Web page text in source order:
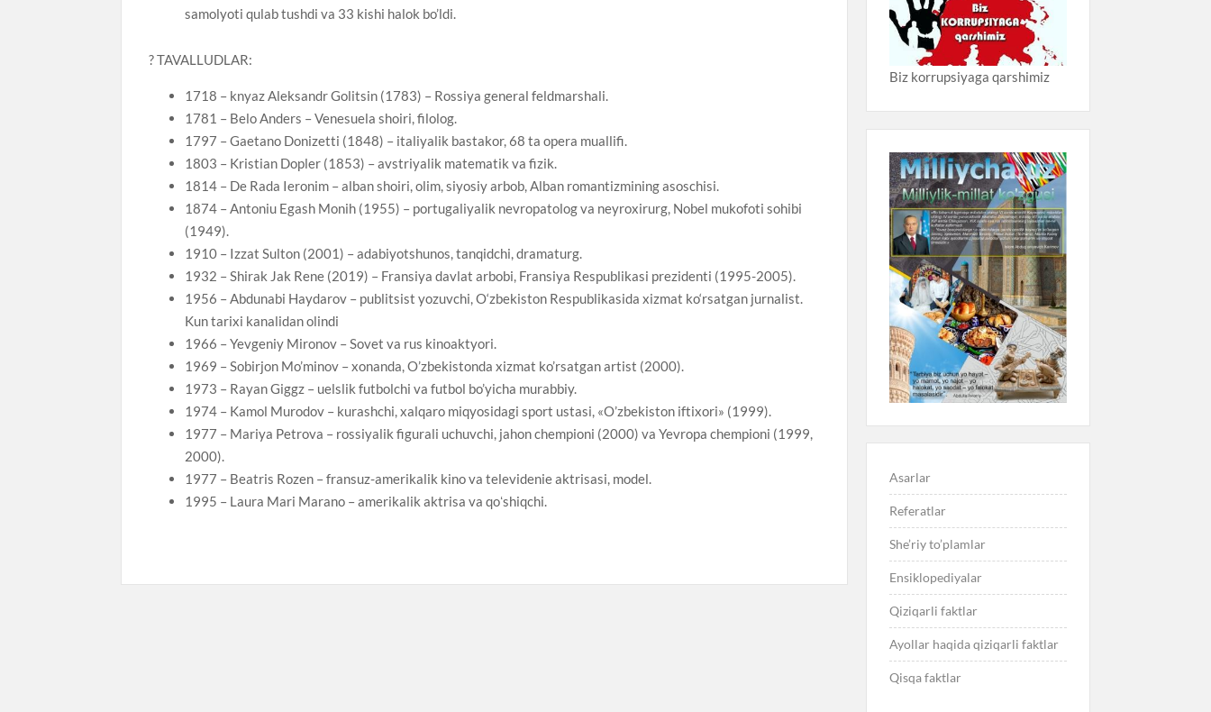
samolyoti qulab tushdi va 33 kishi halok bo’ldi.
? TAVALLUDLAR:
1718 – knyaz Aleksandr Golitsin (1783) – Rossiya general feldmarshali.
1781 – Belo Anders – Venesuela shoiri, filolog.
1797 – Gaetano Donizetti (1848) – italiyalik bastakor, 68 ta opera muallifi.
1803 – Kristian Dopler (1853) – avstriyalik matematik va fizik.
1814 – De Rada Ieronim – alban shoiri, olim, siyosiy arbob, Alban romantizmining asoschisi.
1874 – Antoniu Egash Monih (1955) – portugaliyalik nevropatolog va neyroxirurg, Nobel mukofoti sohibi
(1949).
1910 – Izzat Sulton (2001) – adabiyotshunos, tanqidchi, dramaturg.
1932 – Shirak Jak Rene (2019) – Fransiya davlat arbobi, Fransiya Respublikasi prezidenti (1995-2005).
1956 – Abdunabi Haydarov – publitsist yozuvchi, O‘zbekiston Respublikasida xizmat ko‘rsatgan jurnalist.
Kun tarixi kanalidan olindi
1966 – Yevgeniy Mironov – Sovet va rus kinoaktyori.
1969 – Sobirjon Mo’minov – xonanda, O’zbekistonda xizmat ko’rsatgan artist (2000).
1973 – Rayan Giggz – uelslik futbolchi va futbol bo’yicha murabbiy.
1974 – Kamol Murodov – kurashchi, xalqaro miqyosidagi sport ustasi, «O’zbekiston iftixori» (1999).
1977 – Mariya Petrova – rossiyalik figurali uchuvchi, jahon chempioni (2000) va Yevropa chempioni (1999,
2000).
1977 – Beatris Rozen – fransuz-amerikalik kino va televidenie aktrisasi, model.
1995 – Laura Mari Marano – amerikalik aktrisa va qoʻshiqchi.
Biz korrupsiyaga qarshimiz
Asarlar
Referatlar
She’riy to’plamlar
Ensiklopediyalar
Qiziqarli faktlar
Ayollar haqida qiziqarli faktlar
Qisqa faktlar